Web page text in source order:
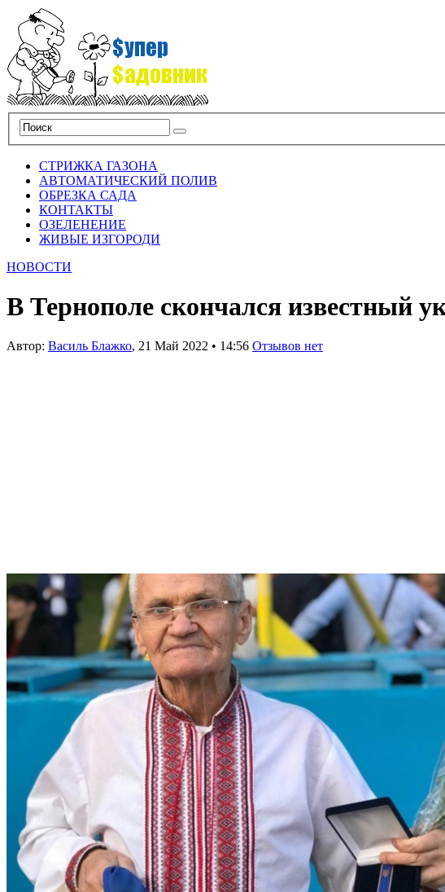
СТРИЖКА ГАЗОНА
АВТОМАТИЧЕСКИЙ ПОЛИВ
ОБРЕЗКА САДА
КОНТАКТЫ
ОЗЕЛЕНЕНИЕ
ЖИВЫЕ ИЗГОРОДИ
НОВОСТИ
В Тернополе скончался известный
Автор: Василь Блажко, 21 Май 2022 • 14:56 Отзывов нет